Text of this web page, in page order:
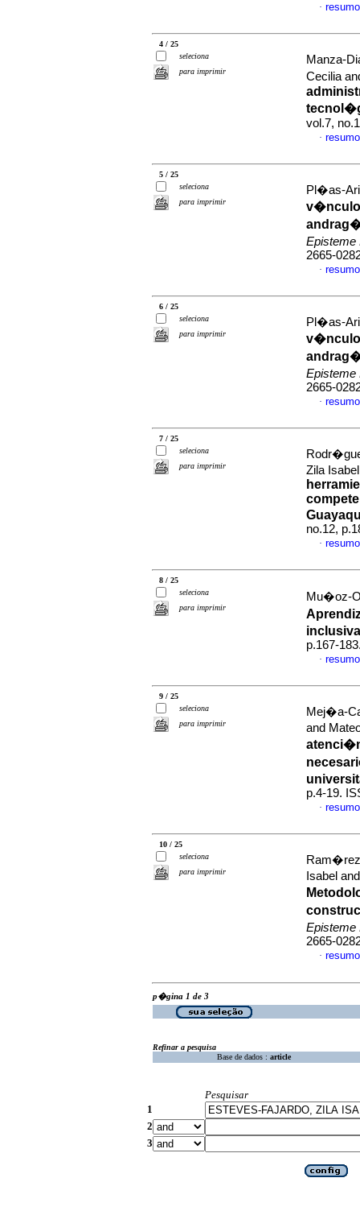
·
4 / 25
seleciona
para imprimir
Manza-
Cecilia
vol.7,
·
5 / 25
seleciona
para imprimir
Pl�as-
v�nculo
2665-
·
6 / 25
seleciona
para imprimir
Pl�as-
v�nculo
2665-
·
7 / 25
seleciona
para imprimir
Zila
no.12,
·
8 / 25
seleciona
para imprimir
Mu�oz-
inclusiva
p.167-
·
9 / 25
seleciona
para imprimir
Mej�a-
and
p.4-19.
·
10 / 25
seleciona
para imprimir
Isabel
2665-
·
p�gina 1 de 3
Refinar a pesquisa
Base de dados : article
Pesquisar
1
2
3